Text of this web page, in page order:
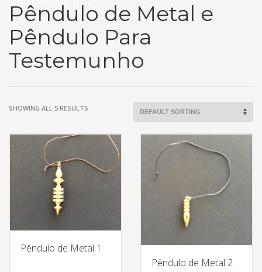
Pêndulo de Metal e
Pêndulo Para
Testemunho
SHOWING ALL 5 RESULTS
Pêndulo de Metal 1
Pêndulo de Metal 2